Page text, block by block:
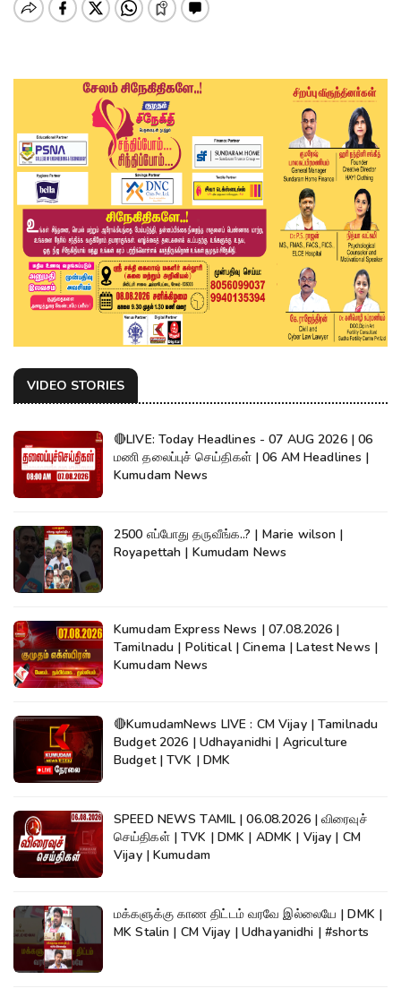
VIDEO STORIES
🔴LIVE: Today Headlines - 07 AUG 2026 | 06
மணி தலைப்புச் செய்திகள் | 06 AM Headlines |
Kumudam News
2500 எப்போது தருவீங்க..? | Marie wilson |
Royapettah | Kumudam News
Kumudam Express News | 07.08.2026 |
Tamilnadu | Political | Cinema | Latest News |
Kumudam News
🔴KumudamNews LIVE : CM Vijay | Tamilnadu
Budget 2026 | Udhayanidhi | Agriculture
Budget | TVK | DMK
SPEED NEWS TAMIL | 06.08.2026 | விரைவுச்
செய்திகள் | TVK | DMK | ADMK | Vijay | CM
Vijay | Kumudam
மக்களுக்கு காண திட்டம் வரவே இல்லையே | DMK |
MK Stalin | CM Vijay | Udhayanidhi | #shorts